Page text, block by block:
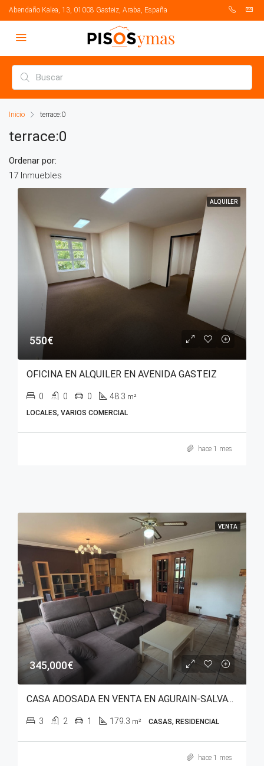
Abendaño Kalea, 13, 01008 Gasteiz, Araba, España
Inicio terrace:0
terrace:0
17 Inmuebles
Ordenar por:
ALQUILER
550€
OFICINA EN ALQUILER EN AVENIDA GASTEIZ
0 0 0 48.3 m²
LOCALES, VARIOS COMERCIAL
hace 1 mes
VENTA
345,000€
CASA ADOSADA EN VENTA EN AGURAIN-SALVATIERRA (ÁLAVA)
3 2 1 179.3 m² CASAS, RESIDENCIAL
hace 1 mes